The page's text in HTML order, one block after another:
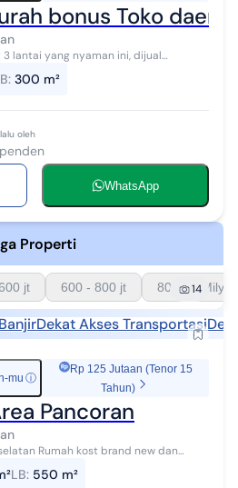
bonus Toko
yang lengkap, cocok untuk Anda
: 300 m²
oleh
WhatsApp
Properti
jt 600 - 800 jt 800 - 1 Milyar
14
Dekat Akses Transportasi
mu ⓘ
Rp 125 Jutaan (Tenor 15
Tahun)
Pancoran
Rumah kost brand new dan
banjir,akses toll Pancoran,MT
LB: 550 m²